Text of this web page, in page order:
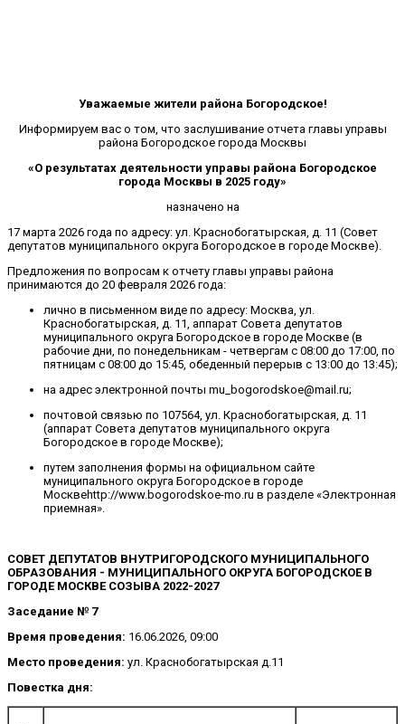
Уважаемые жители района Богородское!
Информируем вас о том, что заслушивание отчета главы управы
района Богородское города Москвы
«О результатах деятельности управы района Богородское
города Москвы в 2025 году»
назначено на
17 марта 2026 года по адресу: ул. Краснобогатырская, д. 11 (Совет
депутатов муниципального округа Богородское в городе Москве).
Предложения по вопросам к отчету главы управы района
принимаются до 20 февраля 2026 года:
лично в письменном виде по адресу: Москва, ул.
Краснобогатырская, д. 11, аппарат Совета депутатов
муниципального округа Богородское в городе Москве (в
рабочие дни, по понедельникам - четвергам с 08:00 до 17:00, по
пятницам с 08:00 до 15:45, обеденный перерыв с 13:00 до 13:45);
на адрес электронной почты mu_bogorodskoe@mail.ru;
почтовой связью по 107564, ул. Краснобогатырская, д. 11
(аппарат Совета депутатов муниципального округа
Богородское в городе Москве);
путем заполнения формы на официальном сайте
муниципального округа Богородское в городе
Москвеhttp://www.bogorodskoe-mo.ru в разделе «Электронная
приемная».
СОВЕТ ДЕПУТАТОВ ВНУТРИГОРОДСКОГО МУНИЦИПАЛЬНОГО
ОБРАЗОВАНИЯ - МУНИЦИПАЛЬНОГО ОКРУГА БОГОРОДСКОЕ В
ГОРОДЕ МОСКВЕ СОЗЫВА 2022-2027
Заседание № 7
Время проведения: 16.06.2026, 09:00
Место проведения: ул. Краснобогатырская д.11
Повестка дня: